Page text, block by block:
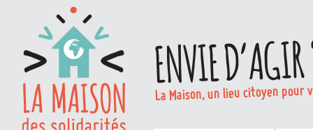
ENVIE
La Maison, un lieu citoyen